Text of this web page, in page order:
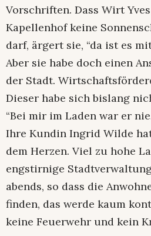
Vorschriften. Dass Wirt
Kapellenhof keine
darf, ärgert sie, “da ist es
Aber sie habe doch einen
der Stadt.
Dieser habe sich bislang
“Bei mir im Laden war er
Ihre Kundin Ingrid Wilde
dem Herzen. Viel zu hohe
engstirnige
abends, so dass die
finden, das werde kaum
keine Feuerwehr und kein